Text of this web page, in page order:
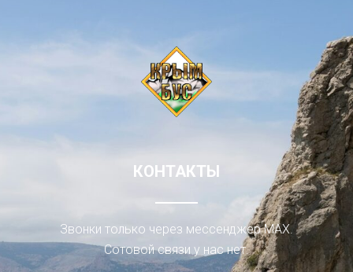
КОНТАКТЫ
Звонки только через мессенджер МАХ.
Сотовой связи у нас нет.